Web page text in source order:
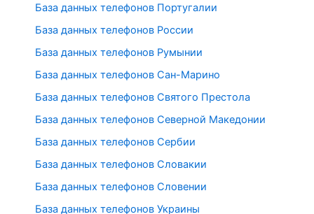
База данных телефонов Португалии
База данных телефонов России
База данных телефонов Румынии
База данных телефонов Сан-Марино
База данных телефонов Святого Престола
База данных телефонов Северной Македонии
База данных телефонов Сербии
База данных телефонов Словакии
База данных телефонов Словении
База данных телефонов Украины